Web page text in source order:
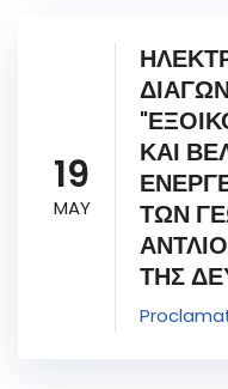
19
MAY
ΚΑΙ
ΤΩΝ
ΤΗΣ